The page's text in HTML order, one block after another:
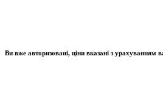
Ви вже авторизовані, ціни вказані з урахуванням